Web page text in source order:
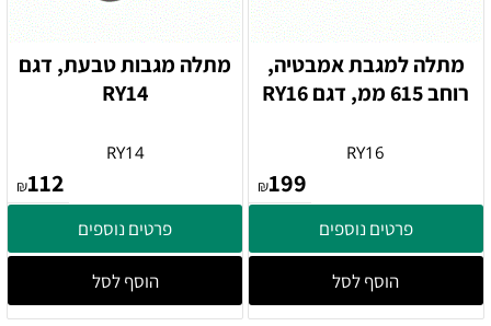
מתלה למגבת אמבטיה,
רוחב 615 ממ, דגם RY16
RY16
₪199
פרטים נוספים
הוסף לסל
מתלה מגבות טבעת, דגם
RY14
RY14
₪112
פרטים נוספים
הוסף לסל